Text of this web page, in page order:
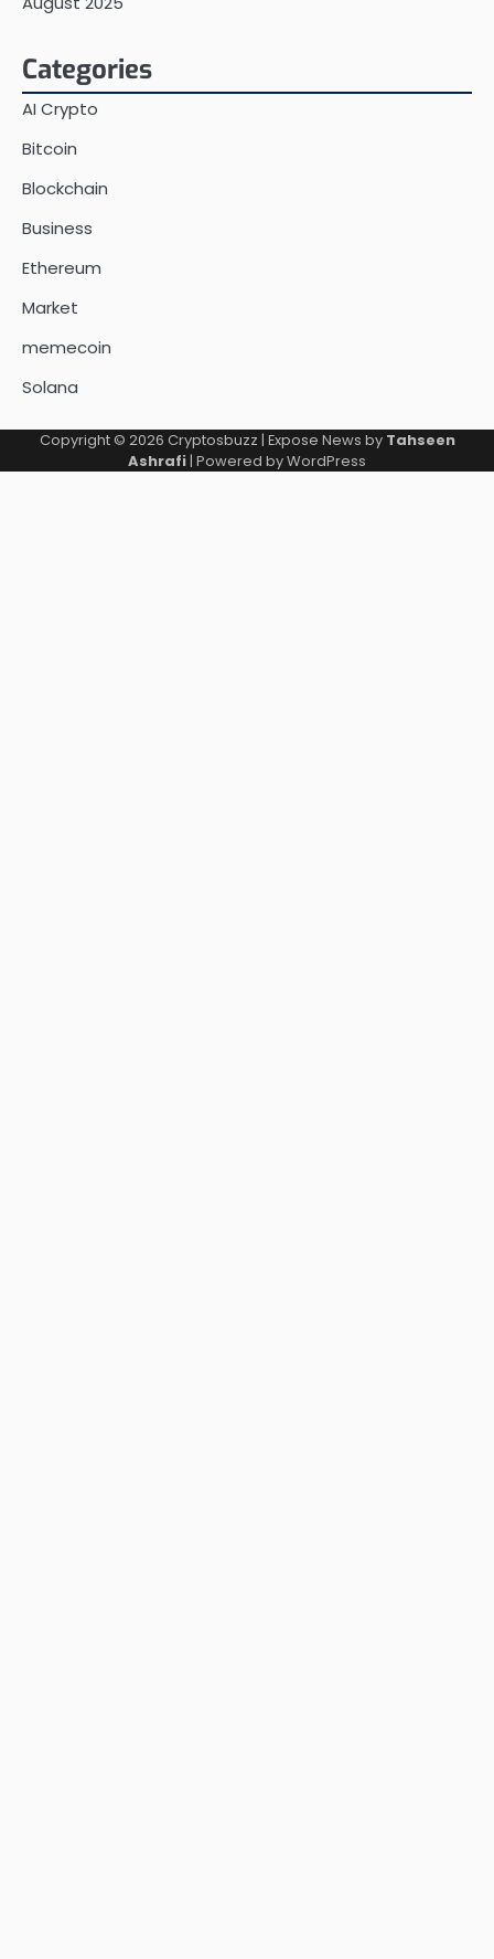
Categories
AI Crypto
Bitcoin
Blockchain
Business
Ethereum
Market
memecoin
Solana
Copyright © 2026 Cryptosbuzz | Expose News by Tahseen
Ashrafi| Powered byWordPress